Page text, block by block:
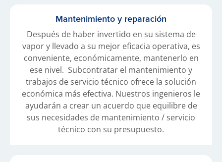
Mantenimiento y reparación
Después de haber invertido en su sistema de
vapor y llevado a su mejor eficacia operativa, es
conveniente, económicamente, mantenerlo en
ese nivel. Subcontratar el mantenimiento y
trabajos de servicio técnico ofrece la solución
económica más efectiva. Nuestros ingenieros le
ayudarán a crear un acuerdo que equilibre de
sus necesidades de mantenimiento / servicio
técnico con su presupuesto.